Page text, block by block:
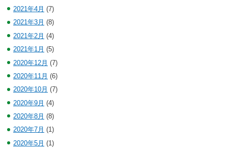
2021年4月 (7)
2021年3月 (8)
2021年2月 (4)
2021年1月 (5)
2020年12月 (7)
2020年11月 (6)
2020年10月 (7)
2020年9月 (4)
2020年8月 (8)
2020年7月 (1)
2020年5月 (1)